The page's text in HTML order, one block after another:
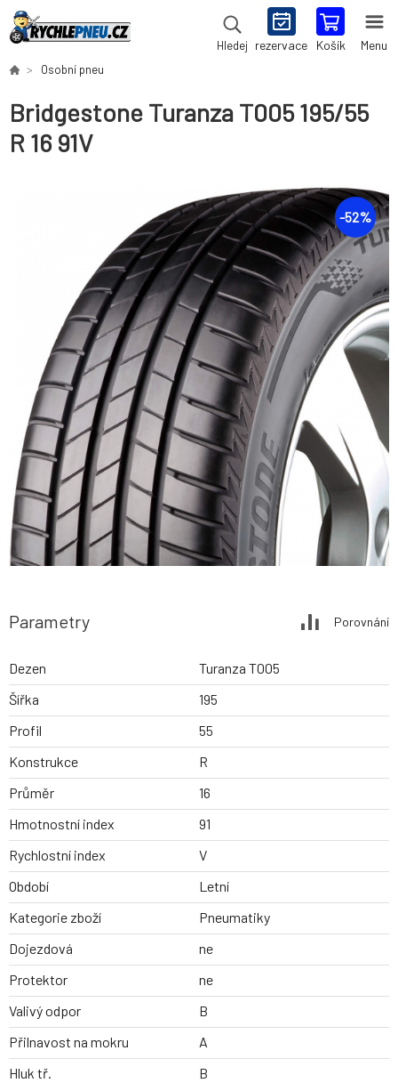
Hledej rezervace Košík Menu
Osobní pneu
Bridgestone Turanza T005 195/55
R 16 91V
-52%
Parametry Porovnání
Dezen
Turanza T005
Šířka
195
Profil
55
Konstrukce
R
Průměr
16
Hmotnostní index
91
Rychlostní index
V
Období
Letní
Kategorie zboží
Pneumatiky
Dojezdová
ne
Protektor
ne
Valivý odpor
B
Přilnavost na mokru
A
Hluk tř.
B